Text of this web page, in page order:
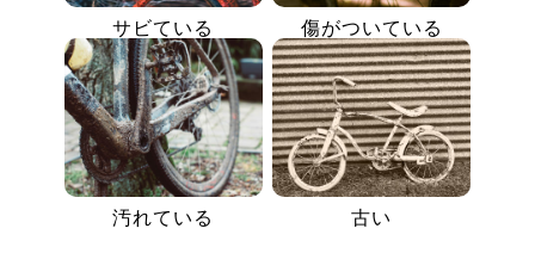
サビている 傷がついている
汚れている 古い